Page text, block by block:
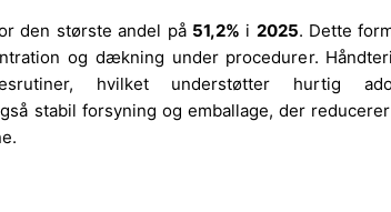
den største andel på 51,2% i 2025. Dette
og dækning under procedurer.
hvilket understøtter hurtig
stabil forsyning og emballage, der